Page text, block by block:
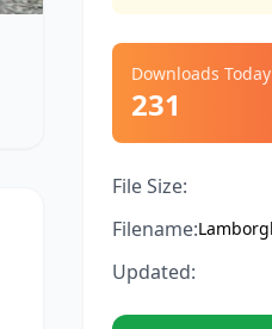
Downloads Today
231
File Size:
Filename:
Updated: